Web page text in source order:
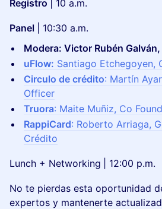
Registro | 10 a.m.
Panel
| 10:30 a.m.
Modera: Victor Rubén
uFlow: Santiago Etchegoyen,
Circulo de crédito: Martín
Officer
Truora: Maite Muñiz, Co
RappiCard: Roberto Arriaga,
Crédito
Lunch + Networking | 12:00 p.m.
No te pierdas esta oportunidad
expertos y mantenerte